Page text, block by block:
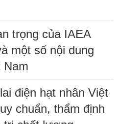
trọng của IAEA
một số nội dung
Nam
điện hạt nhân Việt
chuẩn, thẩm định